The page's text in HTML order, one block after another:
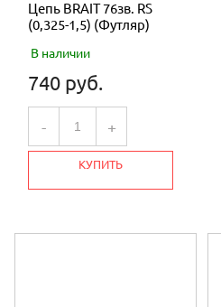
Цепь BRAIT 76зв. RS
(0,325-1,5) (Футляр)
В наличии
740 руб.
- +
КУПИТЬ